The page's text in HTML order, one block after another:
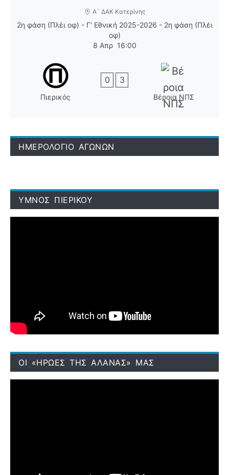
Α` ΔΑΚ Κατερίνης
2η φάση (Πλέι οφ) - Γ' Εθνική 2025-2026 - 2η φάση (Πλέι
οφ)
8 Απρ 16:00
Πιερικός
0 3
Βέροια ΝΠΣ
ΗΜΕΡΟΛΟΓΙΟ ΑΓΩΝΩΝ
ΥΜΝΟΣ ΠΙΕΡΙΚΟΥ
ΟΙ «ΗΡΩΕΣ ΤΗΣ ΑΛΑΝΑΣ» ΜΑΣ